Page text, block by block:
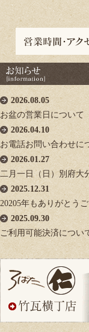
2026.08.05
お盆の営業日について
2026.04.10
お電話お問い合わせに
2026.01.27
二月一日（日）別府大
2025.12.31
20205年もありがとう
2025.09.30
ご利用可能決済につい